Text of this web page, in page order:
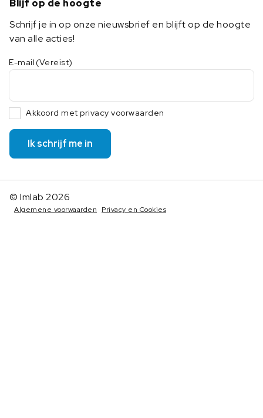
Blijf op de hoogte
Schrijf je in op onze nieuwsbrief en blijft op de hoogte
van alle acties!
E-mail (Vereist)
Akkoord met privacy voorwaarden
Ik schrijf me in
© Imlab 2026
Algemene voorwaarden Privacy en Cookies